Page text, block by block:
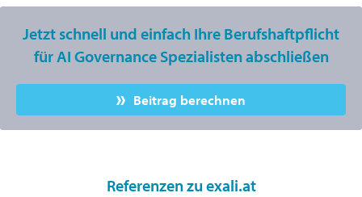
Jetzt schnell und einfach Ihre Berufshaftpflicht
für AI Governance Spezialisten abschließen
Beitrag berechnen
Referenzen zu exali.at